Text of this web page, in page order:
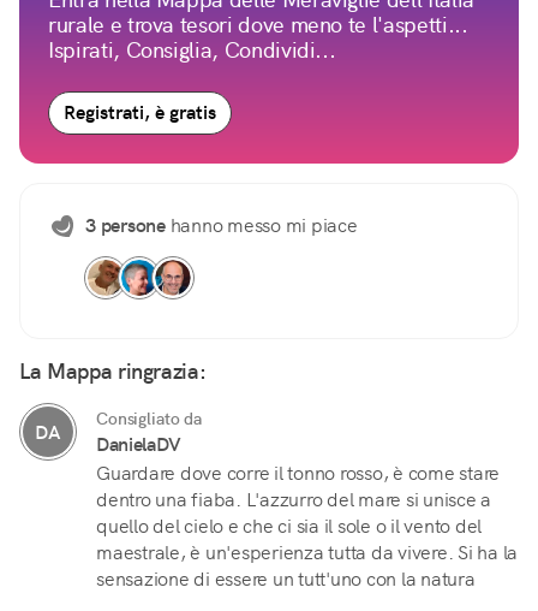
rurale e trova tesori dove meno te l'aspetti...
Ispirati, Consiglia, Condividi...
Registrati, è gratis
3 personehanno messo mi piace
La Mappa ringrazia:
DA
Consigliato da
DanielaDV
Guardare dove corre il tonno rosso, è come stare
dentro una fiaba. L'azzurro del mare si unisce a
quello del cielo e che ci sia il sole o il vento del
maestrale, è un'esperienza tutta da vivere. Si ha la
sensazione di essere un tutt'uno con la natura